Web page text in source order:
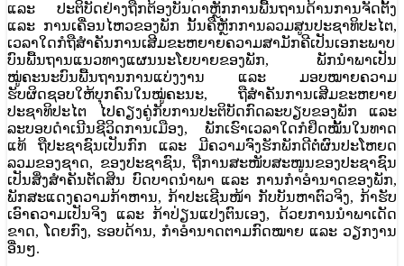
ແລະ ປະຕິບັດຢ່າງຖືກຕ້ອງບັນດາຫຼັກການພື້ນຖານດ້ານການຈັດຕັ້ງ
ແລະ ການເຄື່ອນໄຫວຂອງພັກ ນັ້ນຄືຫຼັກການລວມສູນປະຊາທິປະໄຕ,
ເວລາໃດກໍຖືສໍາຄັນການເສີມຂະຫຍາຍຄວາມສາມັກຄີເປັນເອກະພາບ
ບົນພື້ນຖານແນວທາງແຜນນະໂຍບາຍຂອງພັກ, ພັກນໍາພາເປັນ
ໝູ່ຄະນະບົນພື້ນຖານການແບ່ງງານ ແລະ ມອບໝາຍຄວາມ
ຮັບຜິດຊອບໃຫ້ບຸກຄົນໃນໝູ່ຄະນະ, ຖືສໍາຄັນການເສີມຂະຫຍາຍ
ປະຊາທິປະໄຕ ໄປຄຽງຄູ່ກັບການປະຕິບັດກົດລະບຽບຂອງພັກ ແລະ
ລະບອບດໍາເນີນຊີວິດການເມືອງ, ພັກເຮົາເວລາໃດກໍຢຶດໝັ້ນໃນທາດ
ແທ້ ຖືປະຊາຊົນເປັນກົກ ແລະ ມີຄວາມຈົງຮັກພັກດີຕໍ່ຜົນປະໂຫຍດ
ລວມຂອງຊາດ, ຂອງປະຊາຊົນ, ຖືການສະໜັບສະໜູນຂອງປະຊາຊົນ
ເປັນສິ່ງສໍາຄັນຕັດສິນ ບົດບາດນໍາພາ ແລະ ການກໍາອໍານາດຂອງພັກ,
ພັກສະແດງຄວາມກ້າຫານ, ກ້າປະເຊີນໜ້າ ກັບບັນຫາຕົວຈິງ, ກ້າຮັບ
ເອົາຄວາມເປັນຈິງ ແລະ ກ້າປ່ຽນແປງຕົນເອງ, ດ້ວຍການນໍາພາເດັດ
ຂາດ, ໂດຍກົງ, ຮອບດ້ານ, ກໍາອໍານາດຕາມກົດໝາຍ ແລະ ວຽກງານ
ອື່ນໆ.